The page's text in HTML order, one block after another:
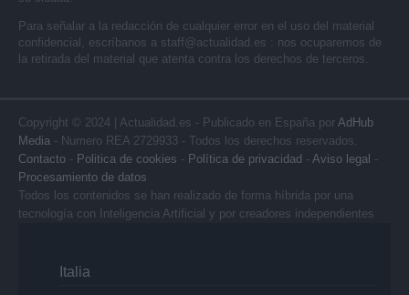
Para señalar a la redacción de cualquier error en el uso del material
confidencial, escríbanos a staff@actualidad.es : nos ocuparemos de
la retirada del material que atenta contra los derechos de terceros.
Copyright © 2024 | Actualidad.es - Publicado en España por AdHub
Media - Numero REA 2729933 - Todos los derechos reservados.
Contacto - Politica de cookies - Política de privacidad - Aviso legal -
Procesamiento de datos
Todos los contenidos se han realizado de forma híbrida por una
tecnología con Inteligencia Artificial y por creadores independientes
Italia